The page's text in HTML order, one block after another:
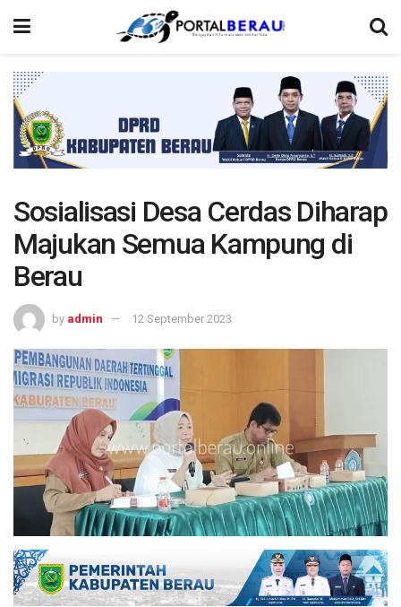
Sosialisasi Desa Cerdas Diharap
Majukan Semua Kampung di
Berau
by admin 12 September 2023